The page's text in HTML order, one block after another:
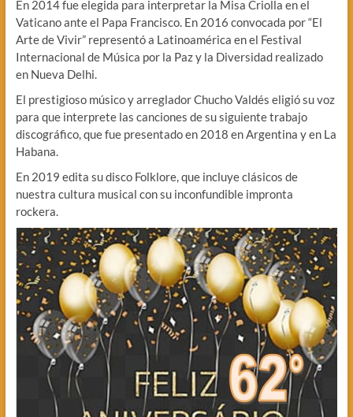
En 2014 fue elegida para interpretar la Misa Criolla en el
Vaticano ante el Papa Francisco. En 2016 convocada por “El
Arte de Vivir” representó a Latinoamérica en el Festival
Internacional de Música por la Paz y la Diversidad realizado
en Nueva Delhi.
El prestigioso músico y arreglador Chucho Valdés eligió su voz
para que interprete las canciones de su siguiente trabajo
discográfico, que fue presentado en 2018 en Argentina y en La
Habana.
En 2019 edita su disco Folklore, que incluye clásicos de
nuestra cultura musical con su inconfundible impronta
rockera.